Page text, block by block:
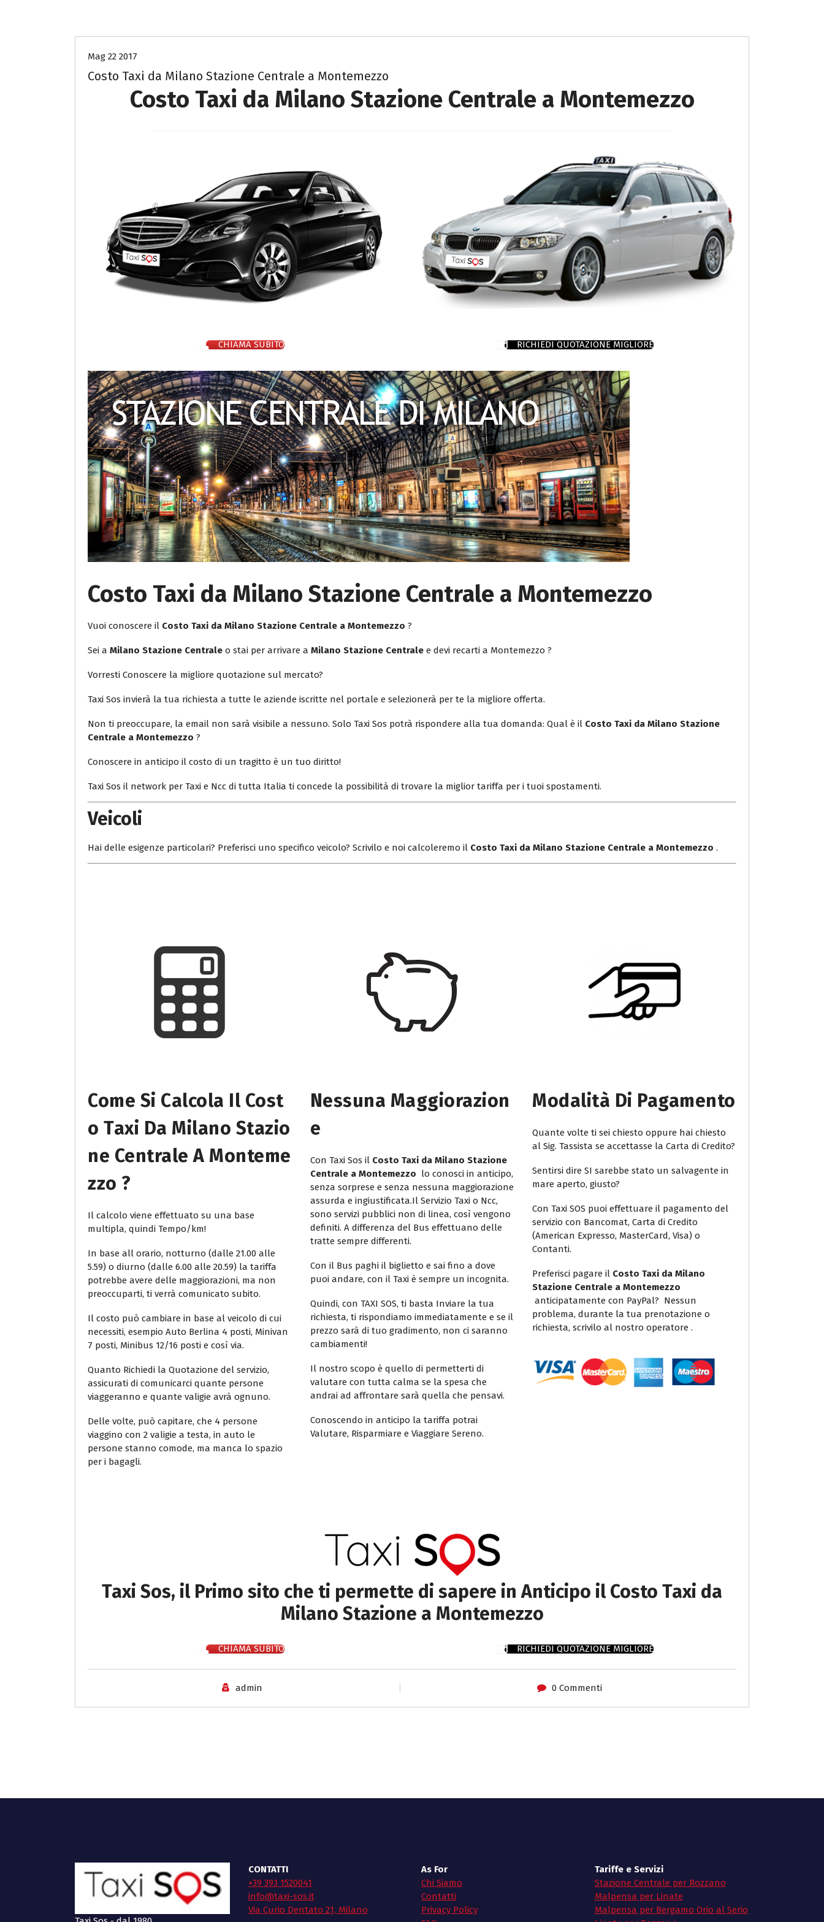
Mag 22 2017
Costo Taxi da Milano Stazione Centrale a Montemezzo
Costo Taxi da Milano Stazione Centrale a Montemezzo
CHIAMA SUBITO RICHIEDI QUOTAZIONE MIGLIORE
Costo Taxi da Milano Stazione Centrale a Montemezzo
Vuoi conoscere il Costo Taxi da Milano Stazione Centrale a Montemezzo ?
Sei a Milano Stazione Centrale o stai per arrivare a Milano Stazione Centrale e devi recarti a Montemezzo ?
Vorresti Conoscere la migliore quotazione sul mercato?
Taxi Sos invierà la tua richiesta a tutte le aziende iscritte nel portale e selezionerà per te la migliore offerta.
Non ti preoccupare, la email non sarà visibile a nessuno. Solo Taxi Sos potrà rispondere alla tua domanda: Qual è il Costo Taxi da Milano Stazione
Centrale a Montemezzo ?
Conoscere in anticipo il costo di un tragitto è un tuo diritto!
Taxi Sos il network per Taxi e Ncc di tutta Italia ti concede la possibilità di trovare la miglior tariffa per i tuoi spostamenti.
Veicoli
Hai delle esigenze particolari? Preferisci uno specifico veicolo? Scrivilo e noi calcoleremo il Costo Taxi da Milano Stazione Centrale a Montemezzo .
Come Si Calcola Il Cost
O Taxi Da Milano Stazio
Ne Centrale A Monteme
Zzo ?
Il calcolo viene effettuato su una base
multipla, quindi Tempo/km!
In base all orario, notturno (dalle 21.00 alle
5.59) o diurno (dalle 6.00 alle 20.59) la tariffa
potrebbe avere delle maggiorazioni, ma non
preoccuparti, ti verrà comunicato subito.
Il costo può cambiare in base al veicolo di cui
necessiti, esempio Auto Berlina 4 posti, Minivan
7 posti, Minibus 12/16 posti e così via.
Quanto Richiedi la Quotazione del servizio,
assicurati di comunicarci quante persone
viaggeranno e quante valigie avrà ognuno.
Delle volte, può capitare, che 4 persone
viaggino con 2 valigie a testa, in auto le
persone stanno comode, ma manca lo spazio
per i bagagli.
Nessuna Maggiorazion
E
Con Taxi Sos il Costo Taxi da Milano Stazione
Centrale a Montemezzo lo conosci in anticipo,
senza sorprese e senza nessuna maggiorazione
assurda e ingiustificata.Il Servizio Taxi o Ncc,
sono servizi pubblici non di linea, così vengono
definiti. A differenza del Bus effettuano delle
tratte sempre differenti.
Con il Bus paghi il biglietto e sai fino a dove
puoi andare, con il Taxi è sempre un incognita.
Quindi, con TAXI SOS, ti basta Inviare la tua
richiesta, ti rispondiamo immediatamente e se il
prezzo sarà di tuo gradimento, non ci saranno
cambiamenti!
Il nostro scopo è quello di permetterti di
valutare con tutta calma se la spesa che
andrai ad affrontare sarà quella che pensavi.
Conoscendo in anticipo la tariffa potrai
Valutare, Risparmiare e Viaggiare Sereno.
Modalità Di Pagamento
Quante volte ti sei chiesto oppure hai chiesto
al Sig. Tassista se accettasse la Carta di Credito?
Sentirsi dire SI sarebbe stato un salvagente in
mare aperto, giusto?
Con Taxi SOS puoi effettuare il pagamento del
servizio con Bancomat, Carta di Credito
(American Expresso, MasterCard, Visa) o
Contanti.
Preferisci pagare il Costo Taxi da Milano
Stazione Centrale a Montemezzo
anticipatamente con PayPal? Nessun
problema, durante la tua prenotazione o
richiesta, scrivilo al nostro operatore .
Taxi Sos, il Primo sito che ti permette di sapere in Anticipo il Costo Taxi da
Milano Stazione a Montemezzo
CHIAMA SUBITO RICHIEDI QUOTAZIONE MIGLIORE
admin 0 Commenti
CONTATTI
+39 393 1520041
info@taxi-sos.it
Via Curio Dentato 21, Milano
As For
Chi Siamo
Contatti
Privacy Policy
Tariffe e Servizi
Stazione Centrale per Rozzano
Malpensa per Linate
Malpensa per Bergamo Orio al Serio